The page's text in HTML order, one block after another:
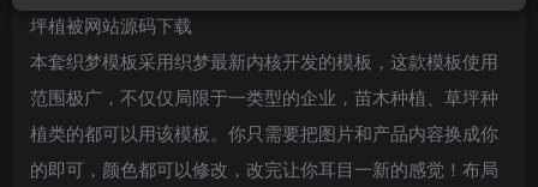
坪植被网站源码下载
本套织梦模板采用织梦最新内核开发的模板，这款模板使用
范围极广，不仅仅局限于一类型的企业，苗木种植、草坪种
植类的都可以用该模板。你只需要把图片和产品内容换成你
的即可，颜色都可以修改，改完让你耳目一新的感觉！布局